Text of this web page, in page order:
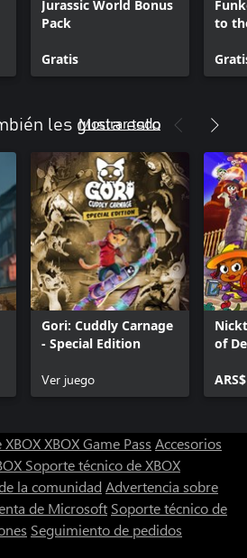
Jurassic World Bonus
Pack
Gratis
to
les gusta esto
Mostrar todo
Gori: Cuddly Carnage
- Special Edition
Ver juego
of
XBOXXBOX Game Pass Accesorios
Soporte técnico de XBOX
la comunidad Advertencia sobre
de Microsoft Soporte técnico de
Seguimiento de pedidos